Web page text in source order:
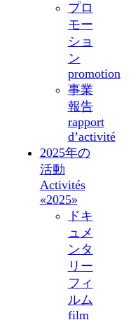
プロ
モー
ショ
ン
promotion
事業
報告
rapport
d’activité
2025年の
活動
Activités
«2025»
ドキ
ュメ
ンタ
リー
フィ
ルム
film